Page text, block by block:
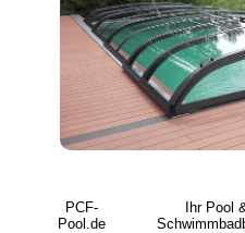
PCF-
Pool.de
Ihr Pool